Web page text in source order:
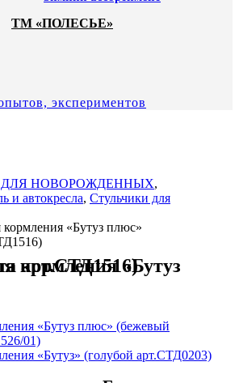
ТМ «ПОЛЕСЬЕ»
экспериментов
ДЛЯ НОВОРОЖДЕННЫХ,
и автокресла, Стульчики для
кормления «Бутуз плюс»
плюс» (совята арт.СТД1516)
«Бутуз плюс» (бежевый
01)
«Бутуз» (голубой арт.СТД0203)